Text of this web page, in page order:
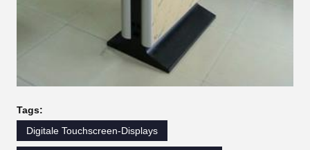
Tags:
Digitale Touchscreen-Displays